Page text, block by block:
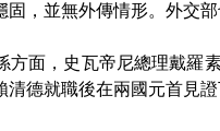
固，並無外傳情形。外交
面，史瓦帝尼總理戴羅
德就職後在兩國元首見